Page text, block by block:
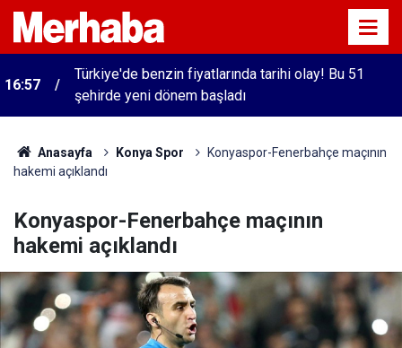
16:57
Türkiye'de benzin fiyatlarında tarihi olay! Bu 51
şehirde yeni dönem başladı
Anasayfa Konya Spor
Konyaspor-Fenerbahçe maçının
hakemi açıklandı
Konyaspor-Fenerbahçe maçının
hakemi açıklandı